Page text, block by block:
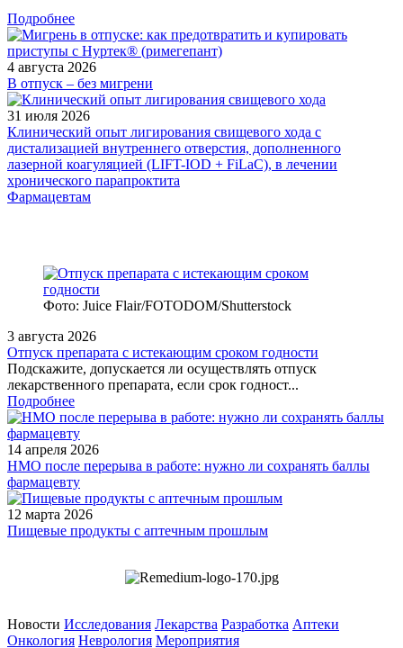
Подробнее
4 августа 2026
В отпуск – без мигрени
31 июля 2026
Клинический опыт лигирования свищевого хода с
дистализацией внутреннего отверстия, дополненного
лазерной коагуляцией (LIFT-IOD + FiLaC), в лечении
хронического парапроктита
Фармацевтам
Фото: Juice Flair/FOTODOM/Shutterstoсk
3 августа 2026
Отпуск препарата с истекающим сроком годности
Подскажите, допускается ли осуществлять отпуск
лекарственного препарата, если срок годност...
Подробнее
14 апреля 2026
НМО после перерыва в работе: нужно ли сохранять баллы
фармацевту
12 марта 2026
Пищевые продукты с аптечным прошлым
Новости Исследования Лекарства Разработка Аптеки
Онкология Неврология Мероприятия